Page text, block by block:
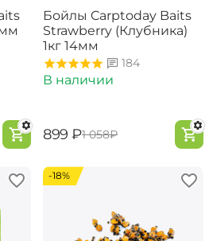
Бойлы Carptoday Baits
Strawberry (Клубника)
1кг 14мм
184
В наличии
‍899‍ ₽‍1 058‍₽
-18%